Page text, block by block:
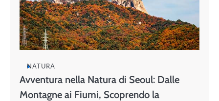
NATURA
Avventura nella Natura di Seoul: Dalle
Montagne ai Fiumi, Scoprendo la